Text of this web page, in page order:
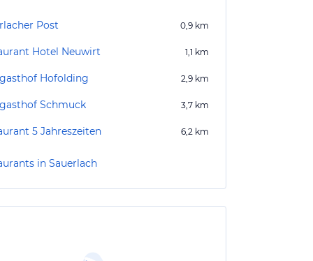
Post 0,9 km
Hotel Neuwirt 1,1 km
Hofolding 2,9 km
Schmuck 3,7 km
5 Jahreszeiten 6,2 km
in Sauerlach